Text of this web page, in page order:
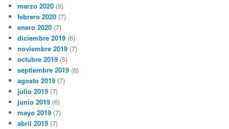
marzo 2020 (9)
febrero 2020 (7)
enero 2020 (7)
diciembre 2019 (6)
noviembre 2019 (7)
octubre 2019 (5)
septiembre 2019 (6)
agosto 2019 (7)
julio 2019 (7)
junio 2019 (6)
mayo 2019 (7)
abril 2019 (7)